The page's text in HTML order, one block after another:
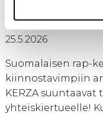
KERZA &
25.5.2026
Suomalaisen rap-
kiinnostavimpiin
KERZA suuntaavat
yhteiskiertueelle!